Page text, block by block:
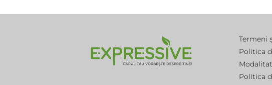
Termeni
Politica
Politica